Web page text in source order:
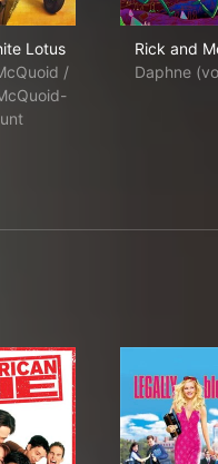
Lotus
/
Rick and
Daphne